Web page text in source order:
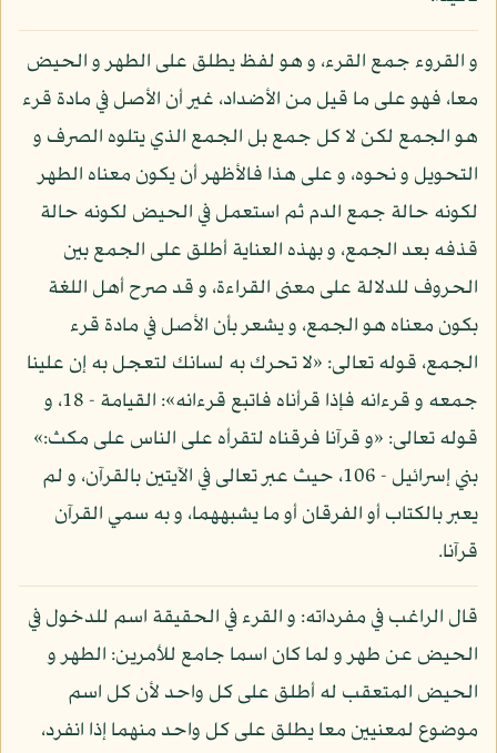
و القروء جمع القرء، و هو لفظ يطلق على الطهر و الحيض
معا، فهو على ما قيل من الأضداد، غير أن الأصل في مادة قرء
هو الجمع لكن لا كل جمع بل الجمع الذي يتلوه الصرف و
التحويل و نحوه، و على هذا فالأظهر أن يكون معناه الطهر
لكونه حالة جمع الدم ثم استعمل في الحيض لكونه حالة
قذفه بعد الجمع، و بهذه العناية أطلق على الجمع بين
الحروف للدلالة على معنى القراءة، و قد صرح أهل اللغة
بكون معناه هو الجمع، و يشعر بأن الأصل في مادة قرء
الجمع، قوله تعالى: «لا تحرك به لسانك لتعجل به إن علينا
جمعه و قرءانه فإذا قرأناه فاتبع قرءانه»: القيامة - 18، و
قوله تعالى: «و قرآنا فرقناه لتقرأه على الناس على مكث:»
بني إسرائيل - 106، حيث عبر تعالى في الآيتين بالقرآن، و لم
يعبر بالكتاب أو الفرقان أو ما يشبههما، و به سمي القرآن
قرآنا.
قال الراغب في مفرداته: و القرء في الحقيقة اسم للدخول في
الحيض عن طهر و لما كان اسما جامع للأمرين: الطهر و
الحيض المتعقب له أطلق على كل واحد لأن كل اسم
موضوع لمعنيين معا يطلق على كل واحد منهما إذا انفرد،